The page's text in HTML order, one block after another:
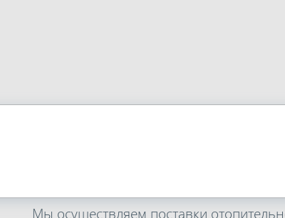
Мы осуществляем поставки